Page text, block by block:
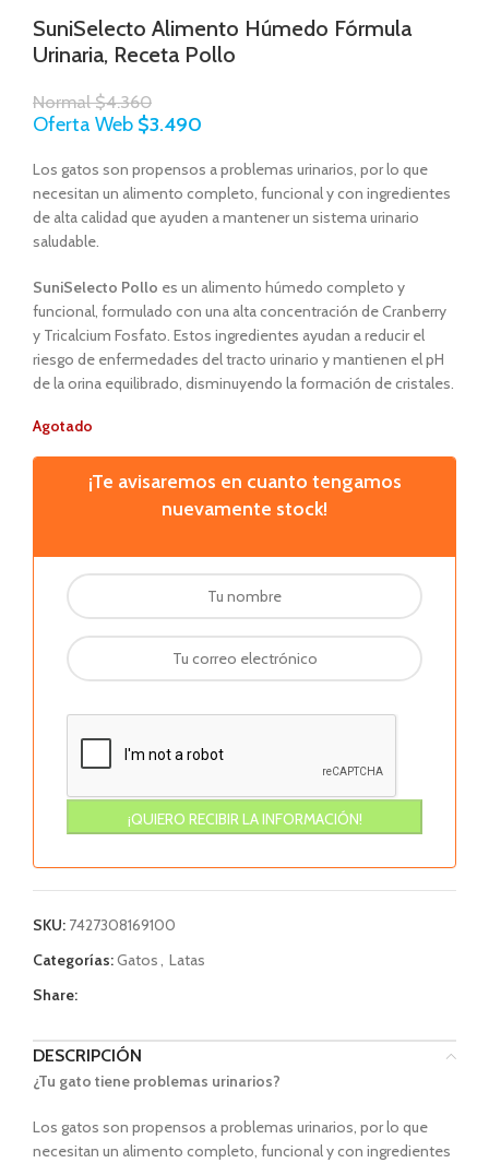
SuniSelecto Alimento Húmedo Fórmula
Urinaria, Receta Pollo
Normal$4.360
Oferta Web $3.490
Los gatos son propensos a problemas urinarios, por lo que
necesitan un alimento completo, funcional y con ingredientes
de alta calidad que ayuden a mantener un sistema urinario
saludable.
SuniSelecto Pollo es un alimento húmedo completo y
funcional, formulado con una alta concentración de Cranberry
y Tricalcium Fosfato. Estos ingredientes ayudan a reducir el
riesgo de enfermedades del tracto urinario y mantienen el pH
de la orina equilibrado, disminuyendo la formación de cristales.
Agotado
¡Te avisaremos en cuanto tengamos
nuevamente stock!
SKU: 7427308169100
Categorías:Gatos, Latas
Share:
DESCRIPCIÓN
¿Tu gato tiene problemas urinarios?
Los gatos son propensos a problemas urinarios, por lo que
necesitan un alimento completo, funcional y con ingredientes